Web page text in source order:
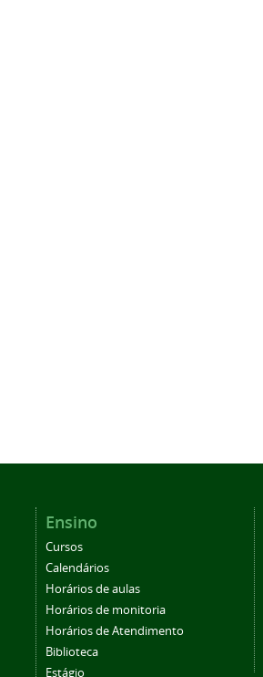
Ensino
Cursos
Calendários
Horários de aulas
Horários de monitoria
Horários de Atendimento
Biblioteca
Estágio